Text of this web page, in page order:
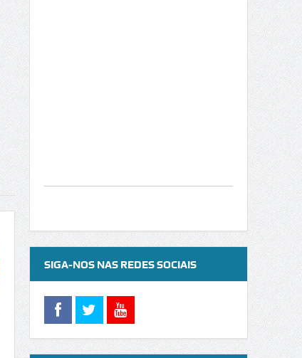
SIGA-NOS NAS REDES SOCIAIS